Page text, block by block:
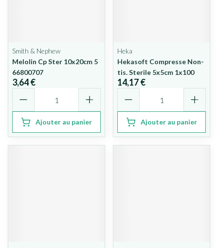
Smith & Nephew
Melolin Cp Ster 10x20cm 5
66800707
3,64 €
Ajouter au panier
Heka
Hekasoft Compresse Non-
tis. Sterile 5x5cm 1x100
14,17 €
Ajouter au panier